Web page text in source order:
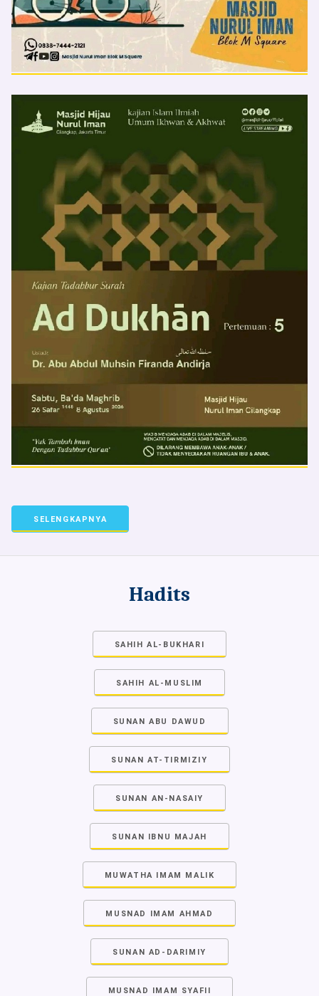
SELENGKAPNYA
Hadits
SAHIH AL-BUKHARI
SAHIH AL-MUSLIM
SUNAN ABU DAWUD
SUNAN AT-TIRMIZIY
SUNAN AN-NASAIY
SUNAN IBNU MAJAH
MUWATHA IMAM MALIK
MUSNAD IMAM AHMAD
SUNAN AD-DARIMIY
MUSNAD IMAM SYAFII